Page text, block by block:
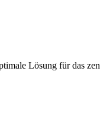
Lösung für das